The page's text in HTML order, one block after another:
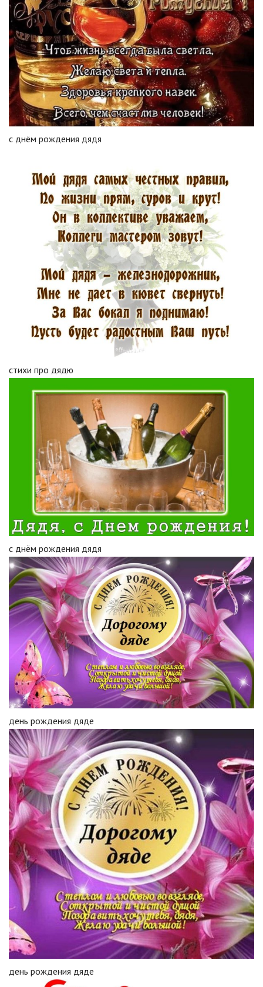
с днём рождения дядя
стихи про дядю
с днëм рождения дядя
день рождения дяде
день рождения дяде